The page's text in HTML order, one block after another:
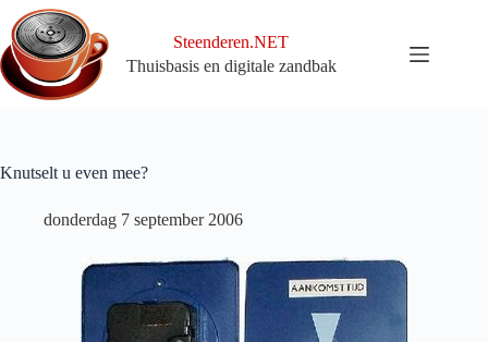
naar
de
inhoud
Steenderen.NET
Thuisbasis en digitale zandbak
Knutselt u even mee?
donderdag 7 september 2006